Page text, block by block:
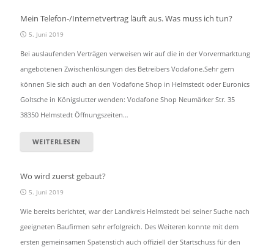
Mein Telefon-/Internetvertrag läuft aus. Was muss ich tun?
5. Juni 2019
Bei auslaufenden Verträgen verweisen wir auf die in der Vorvermarktung
angebotenen Zwischenlösungen des Betreibers Vodafone.Sehr gern
können Sie sich auch an den Vodafone Shop in Helmstedt oder Euronics
Goltsche in Königslutter wenden: Vodafone Shop Neumärker Str. 35
38350 Helmstedt Öffnungszeiten…
WEITERLESEN
Wo wird zuerst gebaut?
5. Juni 2019
Wie bereits berichtet, war der Landkreis Helmstedt bei seiner Suche nach
geeigneten Baufirmen sehr erfolgreich. Des Weiteren konnte mit dem
ersten gemeinsamen Spatenstich auch offiziell der Startschuss für den